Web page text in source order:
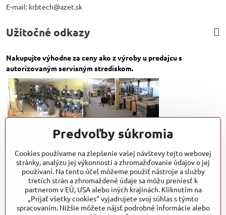
E-mail: krbtech@azet.sk
Užitočné odkazy
Nakupujte výhodne za ceny ako z výroby u predajcu s
autorizovaným servisným strediskom.
Predvoľby súkromia
Cookies používame na zlepšenie vašej návštevy tejto webovej
stránky, analýzu jej výkonnosti a zhromažďovanie údajov o jej
používaní. Na tento účel môžeme použiť nástroje a služby
tretích strán a zhromaždené údaje sa môžu preniesť k
partnerom v EÚ, USA alebo iných krajinách. Kliknutím na
„Prijať všetky cookies“ vyjadrujete svoj súhlas s týmto
spracovaním. Nižšie môžete nájsť podrobné informácie alebo